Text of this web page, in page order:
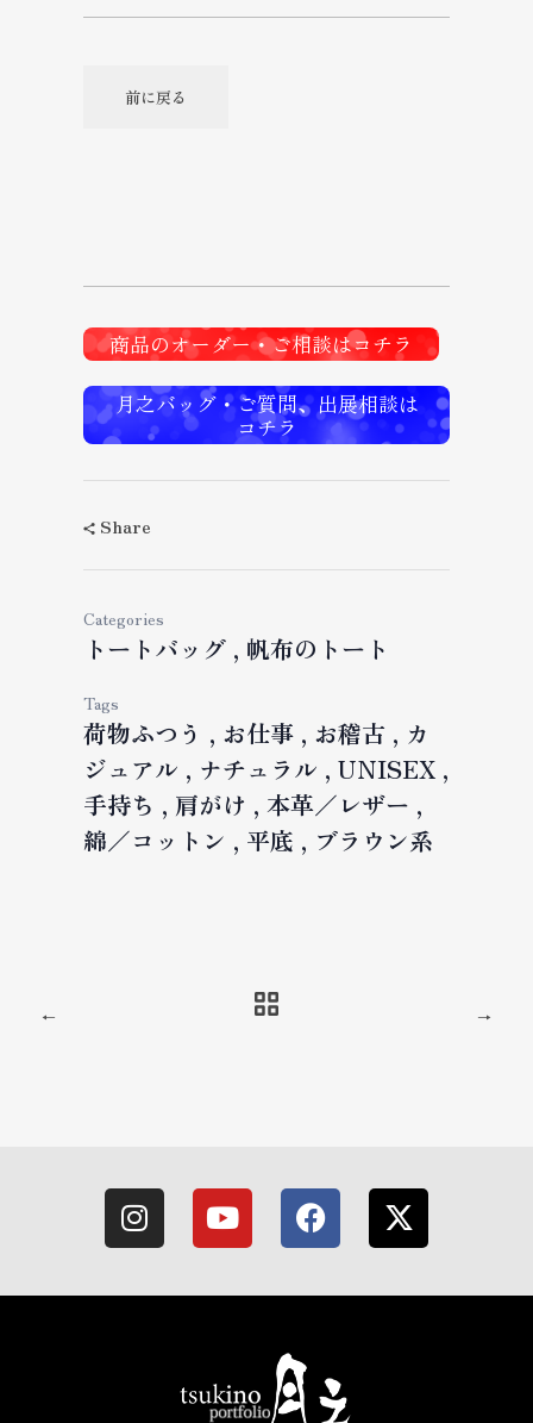
商品のオーダー・ご相談はコチラ
月之バッグ・ご質問、出展相談は
コチラ
Share
Categories
トートバッグ 帆布のトート
Tags
荷物ふつう お仕事 お稽古
カ
ジュアル
ナチュラル
UNISEX
手持ち
肩がけ
本革／レザー
綿／コットン
平底 ブラウン系